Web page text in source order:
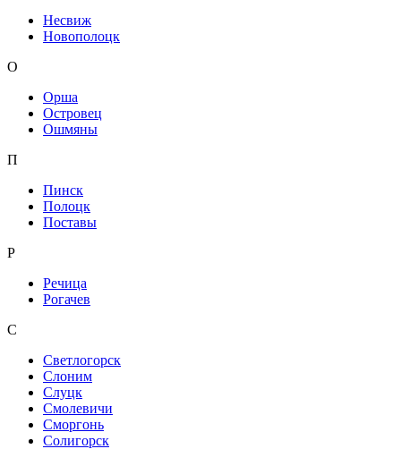
Несвиж
Новополоцк
О
Орша
Островец
Ошмяны
П
Пинск
Полоцк
Поставы
Р
Речица
Рогачев
С
Светлогорск
Слоним
Слуцк
Смолевичи
Сморгонь
Солигорск